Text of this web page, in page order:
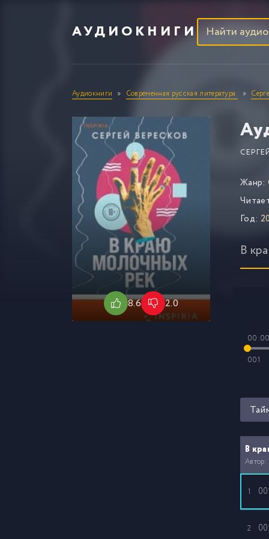
АУДИОКНИГИ
Аудиокниги Современная русская литература
8.6 2.0
Жанр:
Год:
В
00:00
001
В
Автор:
1
2